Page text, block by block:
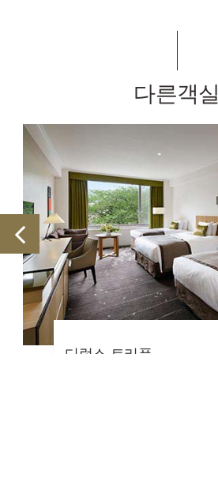
다른객실
디럭스 트리플